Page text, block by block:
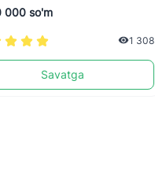
000 so'm
1 308
Savatga